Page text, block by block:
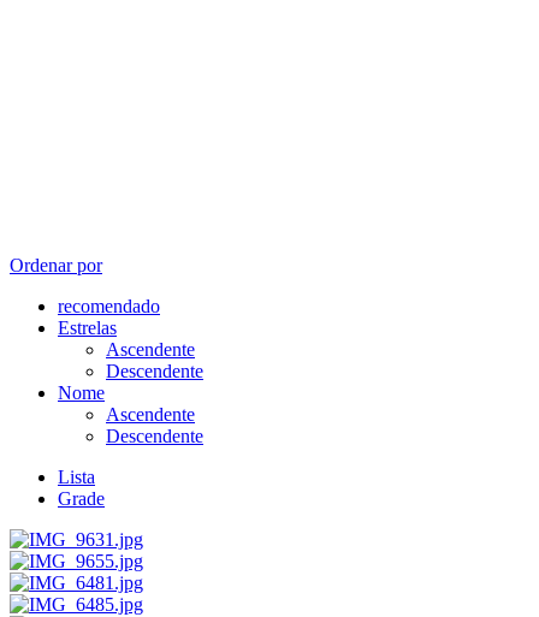
Ordenar por
recomendado
Estrelas
Ascendente
Descendente
Nome
Ascendente
Descendente
Lista
Grade